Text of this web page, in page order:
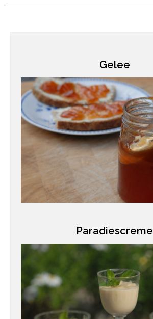
Gelee
Paradiescreme